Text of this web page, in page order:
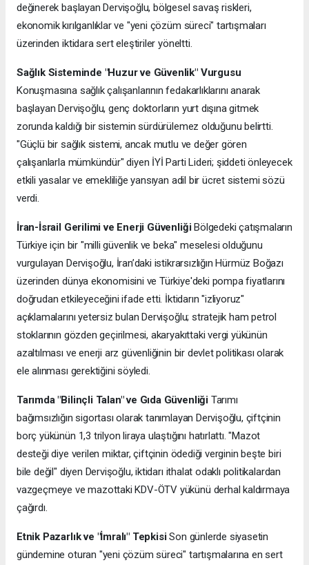
değinerek başlayan Dervişoğlu, bölgesel savaş riskleri,
ekonomik kırılganlıklar ve "yeni çözüm süreci" tartışmaları
üzerinden iktidara sert eleştiriler yöneltti.
Sağlık Sisteminde "Huzur ve Güvenlik" Vurgusu
Konuşmasına sağlık çalışanlarının fedakarlıklarını anarak
başlayan Dervişoğlu, genç doktorların yurt dışına gitmek
zorunda kaldığı bir sistemin sürdürülemez olduğunu belirtti.
"Güçlü bir sağlık sistemi, ancak mutlu ve değer gören
çalışanlarla mümkündür" diyen İYİ Parti Lideri; şiddeti önleyecek
etkili yasalar ve emekliliğe yansıyan adil bir ücret sistemi sözü
verdi.
İran-İsrail Gerilimi ve Enerji GüvenliğiBölgedeki çatışmaların
Türkiye için bir "milli güvenlik ve beka" meselesi olduğunu
vurgulayan Dervişoğlu, İran’daki istikrarsızlığın Hürmüz Boğazı
üzerinden dünya ekonomisini ve Türkiye'deki pompa fiyatlarını
doğrudan etkileyeceğini ifade etti. İktidarın "izliyoruz"
açıklamalarını yetersiz bulan Dervişoğlu; stratejik ham petrol
stoklarının gözden geçirilmesi, akaryakıttaki vergi yükünün
azaltılması ve enerji arz güvenliğinin bir devlet politikası olarak
ele alınması gerektiğini söyledi.
Tarımda "Bilinçli Talan" ve Gıda GüvenliğiTarımı
bağımsızlığın sigortası olarak tanımlayan Dervişoğlu, çiftçinin
borç yükünün 1,3 trilyon liraya ulaştığını hatırlattı. "Mazot
desteği diye verilen miktar, çiftçinin ödediği verginin beşte biri
bile değil" diyen Dervişoğlu, iktidarı ithalat odaklı politikalardan
vazgeçmeye ve mazottaki KDV-ÖTV yükünü derhal kaldırmaya
çağırdı.
Etnik Pazarlık ve "İmralı" TepkisiSon günlerde siyasetin
gündemine oturan "yeni çözüm süreci" tartışmalarına en sert